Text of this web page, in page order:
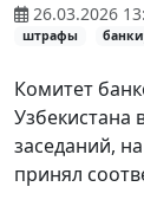
26.03.2026
штрафы
Комитет
Узбекистана
заседаний,
принял